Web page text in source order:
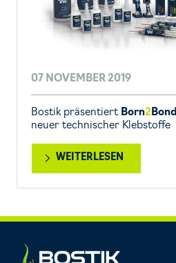
07 NOVEMBER 2019
Bostik präsentiert Born2 Bond
neuer technischer Klebstoffe
WEITERLESEN